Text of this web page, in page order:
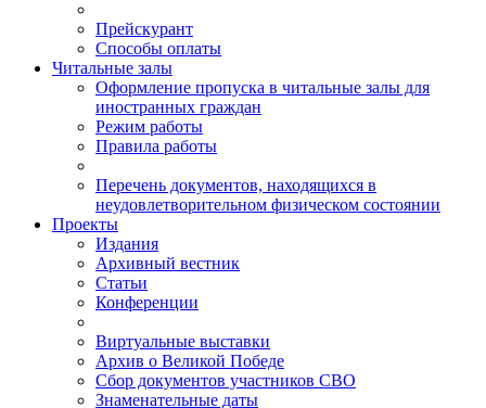
Прейскурант
Способы оплаты
Читальные залы
Оформление пропуска в читальные залы для
иностранных граждан
Режим работы
Правила работы
Перечень документов, находящихся в
неудовлетворительном физическом состоянии
Проекты
Издания
Архивный вестник
Статьи
Конференции
Виртуальные выставки
Архив о Великой Победе
Сбор документов участников СВО
Знаменательные даты